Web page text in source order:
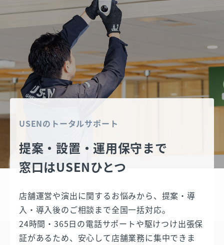
USENのトータルサポート
提案・設置・運用保守まで
窓口はUSENひとつ
店舗運営や演出に関するお悩みから、提案・導
入・導入後のご相談まで全国一括対応。
24時間・365日の電話サポートや駆けつけ出張保
証があるため、安心して店舗業務に集中できま